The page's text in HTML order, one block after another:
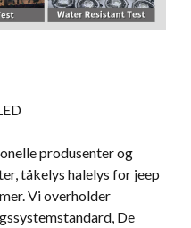
produsenter og
tåkelys halelys for jeep
Vi overholder
De